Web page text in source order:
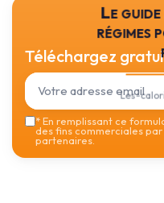
Le
régimes
Les-
Téléchargez
*En remplissant ce
des fins commerciales
partenaires.